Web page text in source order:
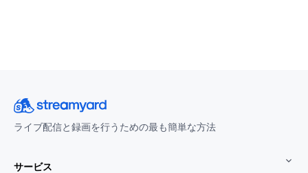
ライブ配信と録画を行うための最も簡単な方法
サービス